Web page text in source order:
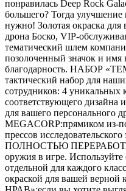
понравилась Deep Rock
большего? Тогда
нужно! Золотая окраска
дрона Боско, VIP-
тематический шлем
позолоченный значок и имя
благодарность. НАБОР
тактический набор для
сотрудников: 4 уникальных
соответствующего дизайна
для вашего персонального
MEGACORP:прямиком из-
прессов
ПОЛНОСТЬЮ
оружия в игре. Используйте
отдельной для каждого
окраской для вашей